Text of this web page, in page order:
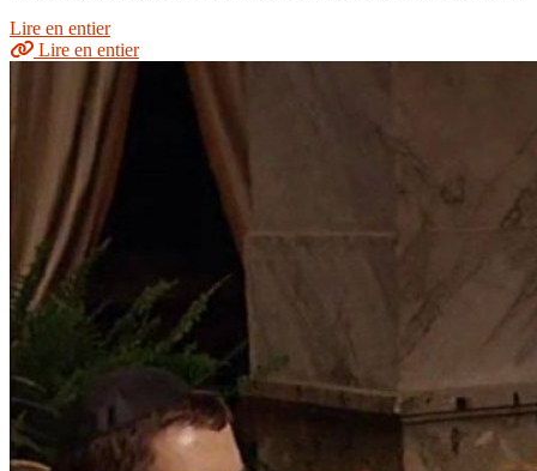
Lire en entier
Lire en entier